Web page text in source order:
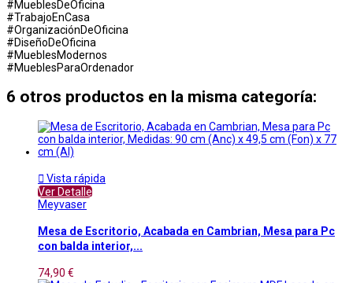
#MueblesDeOficina
#TrabajoEnCasa
#OrganizaciónDeOficina
#DiseñoDeOficina
#MueblesModernos
#MueblesParaOrdenador
6 otros productos en la misma categoría:
 Vista rápida
Ver Detalle
Meyvaser
Mesa de Escritorio, Acabada en Cambrian, Mesa para Pc
con balda interior,...
74,90 €